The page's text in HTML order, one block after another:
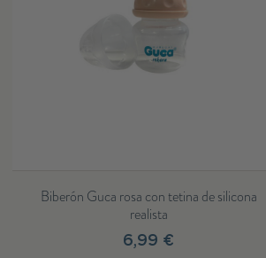
Reborn Sofía – Pintada a mano con pelele rosa
gorro y accesorios (46 cm)
134,99 €